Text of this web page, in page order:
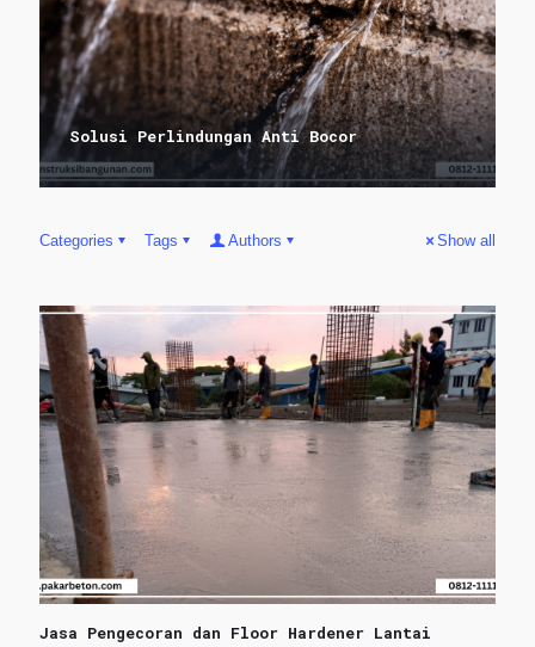
Solusi Perlindungan Anti Bocor
Categories Tags Authors Show all
Jasa Pengecoran dan Floor Hardener Lantai